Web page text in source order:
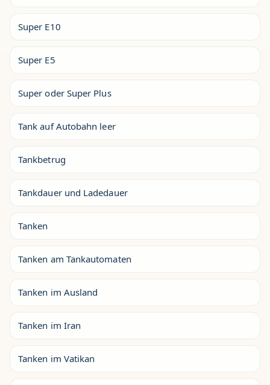
Super E10
Super E5
Super oder Super Plus
Tank auf Autobahn leer
Tankbetrug
Tankdauer und Ladedauer
Tanken
Tanken am Tankautomaten
Tanken im Ausland
Tanken im Iran
Tanken im Vatikan